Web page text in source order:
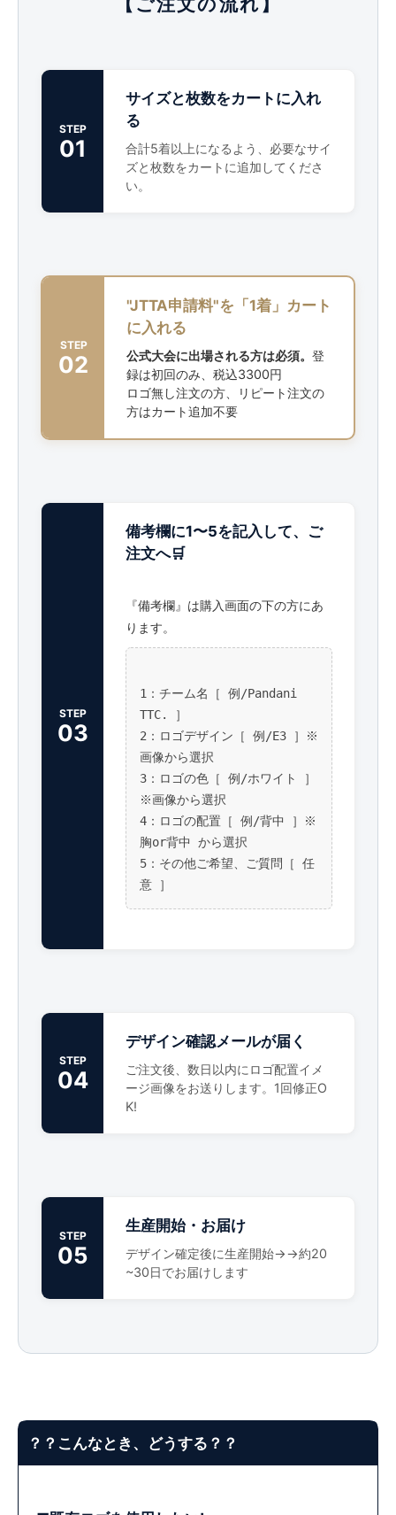
STEP
01
サイズと枚数をカートに入れ
る
合計5着以上になるよう、必要なサイ
ズと枚数をカートに追加してくださ
い。
STEP
02
"JTTA申請料"を「1着」カート
に入れる
公式大会に出場される方は必須。 登
録は初回のみ、税込3300円
ロゴ無し注文の方、リピート注文の
方はカート追加不要
STEP
03
備考欄に1〜5を記入して、ご
注文へ🛒
『備考欄』は購入画面の下の方にあ
ります。
1：チーム名［ 例/Pandani
TTC. ］
2：ロゴデザイン［ 例/E3 ］※
画像から選択
3：ロゴの色［ 例/ホワイト ］
※画像から選択
4：ロゴの配置［ 例/背中 ］※
胸or背中 から選択
5：その他ご希望、ご質問［ 任
意 ］
STEP
04
デザイン確認メールが届く
ご注文後、数日以内にロゴ配置イメ
ージ画像をお送りします。1回修正O
K!
STEP
05
生産開始・お届け
デザイン確定後に生産開始→→約20
~30日でお届けします
？？こんなとき、どうする？？